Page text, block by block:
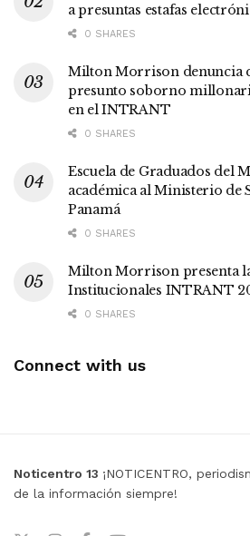
a presuntas estafas
0 SHARES
Milton Morrison denuncia
presunto soborno
en el INTRANT
0 SHARES
Escuela de Graduados del
académica al Ministerio de
Panamá
0 SHARES
Milton Morrison presenta
Institucionales INTRANT
0 SHARES
Connect with us
Noticentro 13 ¡NOTICENTRO,
de la información siempre!